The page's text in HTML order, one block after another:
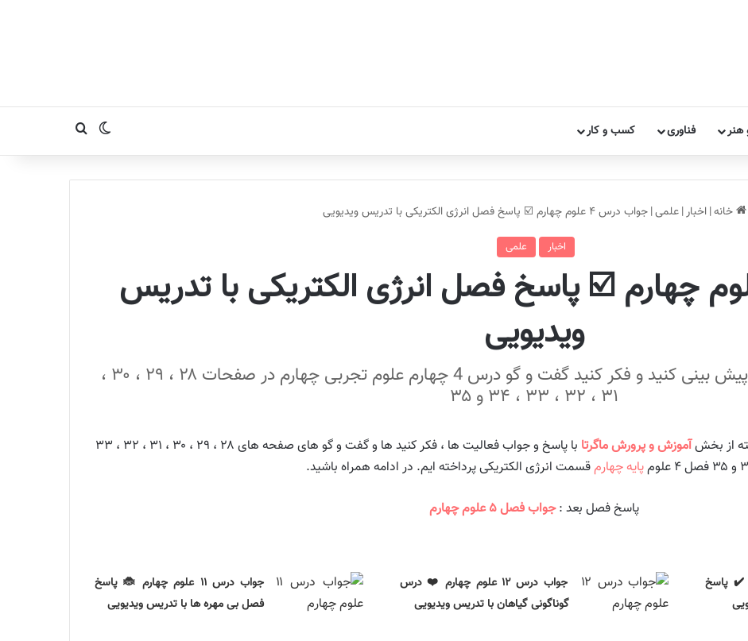
هنر فناوری کسب و کار تغییر پوستهجستجو برای
خانه| اخبار| علمی| جواب درس ۴ علوم چهارم ☑️ پاسخ فصل انرژی الکتریکی با تدریس ویدیویی
اخبار علمی
درس ۴ علوم چهارم ☑️ پاسخ فصل انرژی الکتریکی با تدریس
ویدیویی
گام به گام پاسخ و حل فعالیت ، پیش بینی کنید و فکر کنید گفت و گو درس 4 چهارم علوم تجربی چهارم در صفحات ۲۸ ، ۲۹ ، ۳۰ ،
۳۱ ، ۳۲ ، ۳۳ ، ۳۴ و ۳۵
از بخشآموزش و پرورش ماگرتا
با پاسخ و جواب فعالیت ها ، فکر کنید ها و گفت و گو های صفحه های ۲۸ ، ۲۹ ، ۳۰ ، ۳۱ ، ۳۲ ، ۳۳
پایه چهارمقسمت انرژی الکتریکی پرداخته ایم. در ادامه همراه باشید.
پاسخ فصل بعد :جواب فصل ۵ علوم چهارم
✔️ پاسخ
جواب درس ۱۲ علوم چهارم ❤️ درس
گوناگونی گیاهان با تدریس ویدیویی
جواب درس ۱۱ علوم چهارم 🐞 پاسخ
فصل بی مهره ها با تدریس ویدیویی